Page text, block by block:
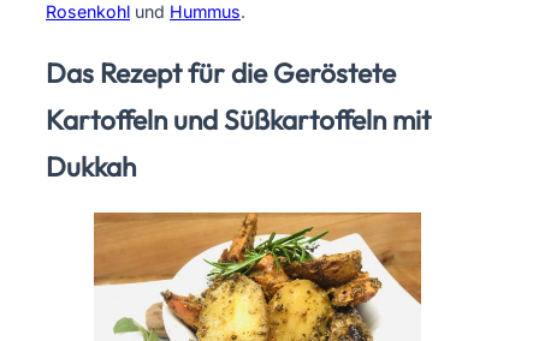
Rosenkohl und Hummus.
Das Rezept für die Geröstete
Kartoffeln und Süßkartoffeln mit
Dukkah